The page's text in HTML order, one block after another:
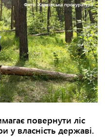
Фото: Харківська прокуратура
повернути ліс
у власність державі.